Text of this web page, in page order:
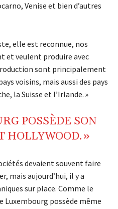
Venise et bien d’autres
elle est reconnue, nos
et veulent produire avec
sont principalement
voisins, mais aussi des pays
la Suisse et l’Irlande. »
POSSÈDE SON
HOLLYWOOD. »
devaient souvent faire
mais aujourd’hui, il y a
sur place. Comme le
possède même